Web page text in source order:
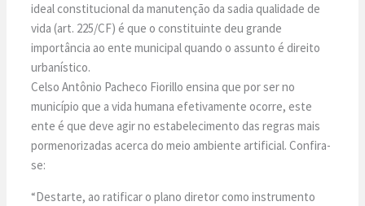
ideal constitucional da manutenção da sadia qualidade de
vida (art. 225/CF) é que o constituinte deu grande
importância ao ente municipal quando o assunto é direito
urbanístico.
Celso Antônio Pacheco Fiorillo ensina que por ser no
município que a vida humana efetivamente ocorre, este
ente é que deve agir no estabelecimento das regras mais
pormenorizadas acerca do meio ambiente artificial. Confira-
se:
“Destarte, ao ratificar o plano diretor como instrumento